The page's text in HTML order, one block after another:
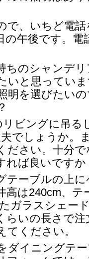
で、いちど電
の午後です。
ちのシャンデ
いと思ってい
明を選びたい
ビングに吊る
でしょうか。
ださい。十分
れば良いですか
テーブルの上
高は240cm、
たガラスシェ
いの長さで注
てください。
ダイニングテ